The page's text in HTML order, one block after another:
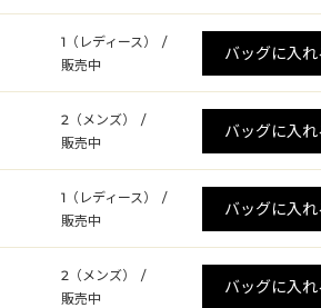
1（レディース）
/
販売中
バッグに入れ
2（メンズ）
/
販売中
バッグに入れ
1（レディース）
/
販売中
バッグに入れ
2（メンズ）
/
販売中
バッグに入れ